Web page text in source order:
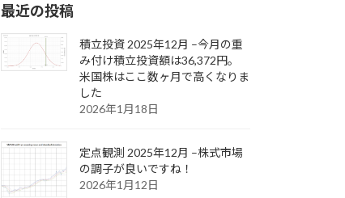
最近の投稿
積立投資 2025年12月 –今月の重
み付け積立投資額は36,372円。
米国株はここ数ヶ月で高くなりま
した
2026年1月18日
定点観測 2025年12月 –株式市場
の調子が良いですね！
2026年1月12日